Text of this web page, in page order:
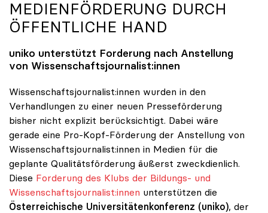
MEDIENFÖRDERUNG DURCH
ÖFFENTLICHE HAND
uniko unterstützt Forderung nach Anstellung
von Wissenschaftsjournalist:innen
Wissenschaftsjournalist:innen wurden in den
Verhandlungen zu einer neuen Presseförderung
bisher nicht explizit berücksichtigt. Dabei wäre
gerade eine Pro-Kopf-Förderung der Anstellung von
Wissenschaftsjournalist:innen in Medien für die
geplante Qualitätsförderung äußerst zweckdienlich.
Diese Forderung des Klubs der Bildungs- und
Wissenschaftsjournalist:innen unterstützen die
Österreichische Universitätenkonferenz (uniko), der